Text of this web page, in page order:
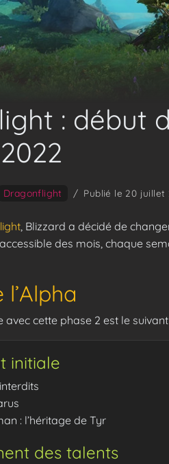
: début
Dragonflight / Publié le 20 juillet
, Blizzard a décidé de
des mois, chaque
avec cette phase 2 est le suivant
initiale
: l’héritage de Tyr
des talents